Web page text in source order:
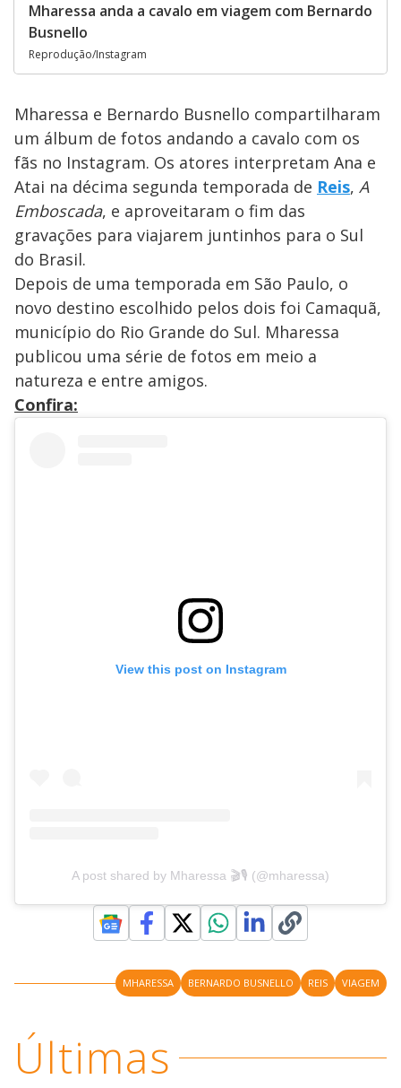
Mharessa anda a cavalo em viagem com Bernardo
Busnello
Reprodução/Instagram
Mharessa e Bernardo Busnello compartilharam
um álbum de fotos andando a cavalo com os
fãs no Instagram. Os atores interpretam Ana e
Atai na décima segunda temporada de Reis, A
Emboscada, e aproveitaram o fim das
gravações para viajarem juntinhos para o Sul
do Brasil.
Depois de uma temporada em São Paulo, o
novo destino escolhido pelos dois foi Camaquã,
município do Rio Grande do Sul. Mharessa
publicou uma série de fotos em meio a
natureza e entre amigos.
Confira:
View this post on Instagram
A post shared by Mharessa 🎬🎙 (@mharessa)
MHARESSA BERNARDO BUSNELLO REIS VIAGEM
Últimas